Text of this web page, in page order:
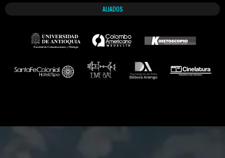
ALIADOS